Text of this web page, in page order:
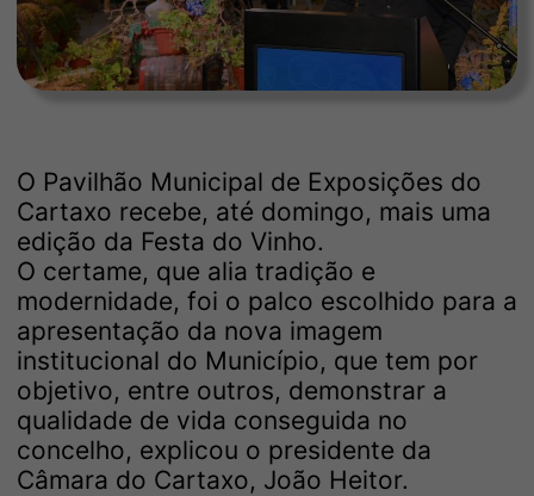
O Pavilhão Municipal de Exposições do
Cartaxo recebe, até domingo, mais uma
edição da Festa do Vinho.
O certame, que alia tradição e
modernidade, foi o palco escolhido para a
apresentação da nova imagem
institucional do Município, que tem por
objetivo, entre outros, demonstrar a
qualidade de vida conseguida no
concelho, explicou o presidente da
Câmara do Cartaxo, João Heitor.